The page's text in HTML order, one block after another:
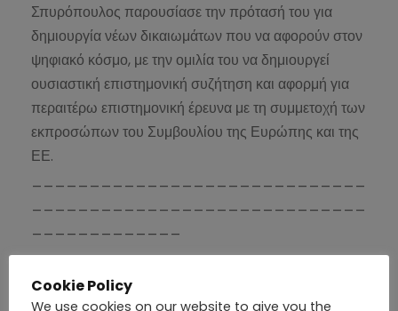
Σπυρόπουλος παρουσίασε την πρότασή του για
δημιουργία νέων δικαιωμάτων που να αφορούν στον
ψηφιακό κόσμο, με την ομιλία του να δημιουργεί
ουσιαστική επιστημονική συζήτηση και αφορμή για
περαιτέρω επιστημονική έρευνα με τη συμμετοχή των
εκπροσώπων του Συμβουλίου της Ευρώπης και της
ΕΕ.
by the Office of the Commissioner for the
Cookie Policy
We use cookies on our website to give you the